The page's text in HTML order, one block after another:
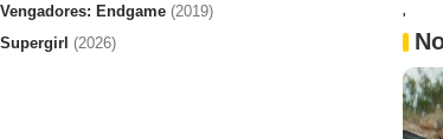
Vengadores: Endgame (2019)
Supergirl (2026)
'